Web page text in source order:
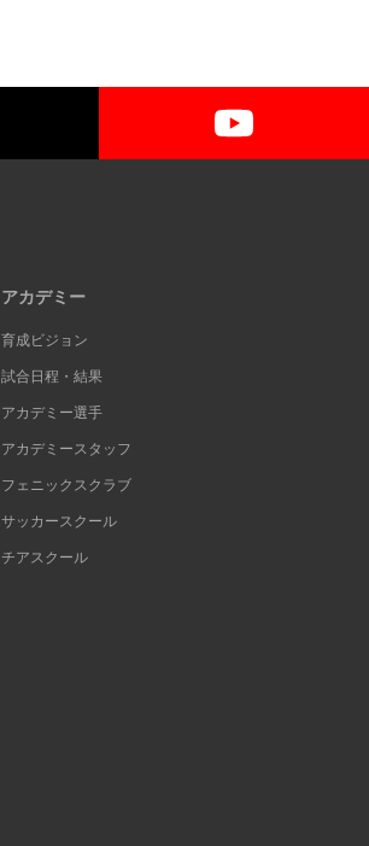
アカデミー
育成ビジョン
試合日程・結果
アカデミー選手
アカデミースタッフ
フェニックスクラブ
サッカースクール
チアスクール